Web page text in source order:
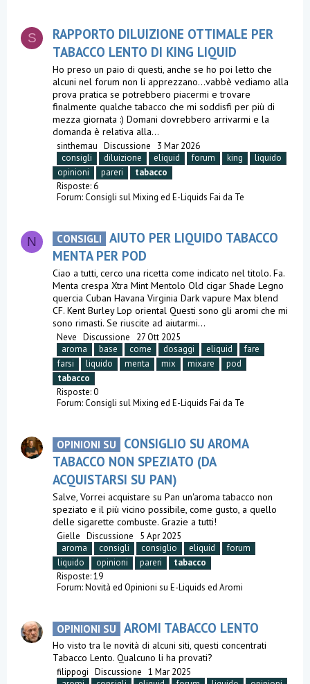
S
RAPPORTO DILUIZIONE OTTIMALE PER
TABACCO LENTO DI KING LIQUID
Ho preso un paio di questi, anche se ho poi letto che
alcuni nel forum non li apprezzano...vabbè vediamo alla
prova pratica se potrebbero piacermi e trovare
finalmente qualche tabacco che mi soddisfi per più di
mezza giornata :) Domani dovrebbero arrivarmi e la
domanda è relativa alla...
sinthemau Discussione
3 Mar 2026
consigli
diluizione eliquid forum king
liquido
opinioni
pareri
tabacco
Risposte: 6
Forum:Consigli sul Mixing ed E-Liquids Fai da Te
N CONSIGLI
AIUTO PER LIQUIDO TABACCO
MENTA PER POD
Ciao a tutti, cerco una ricetta come indicato nel titolo. Fa.
Menta crespa Xtra Mint Mentolo Old cigar Shade Legno
quercia Cuban Havana Virginia Dark vapure Max blend
CF. Kent Burley Lop oriental Questi sono gli aromi che mi
sono rimasti. Se riuscite ad aiutarmi...
Neve Discussione
27 Ott 2025
aroma
base come dosaggi eliquid
fare
farsi
liquido menta mix mixare
pod
tabacco
Risposte: 0
Forum:Consigli sul Mixing ed E-Liquids Fai da Te
OPINIONI SU
CONSIGLIO SU AROMA
TABACCO NON SPEZIATO (DA
ACQUISTARSI SU PAN)
Salve, Vorrei acquistare su Pan un'aroma tabacco non
speziato e il più vicino possibile, come gusto, a quello
delle sigarette combuste. Grazie a tutti!
Gielle Discussione
5 Apr 2025
aroma
consigli consiglio eliquid
forum
liquido
opinioni pareri
tabacco
Risposte: 19
Forum:Novità ed Opinioni su E-Liquids ed Aromi
OPINIONI SU AROMI TABACCO LENTO
Ho visto tra le novità di alcuni siti, questi concentrati
Tabacco Lento. Qualcuno li ha provati?
filippogi Discussione 1 Mar 2025